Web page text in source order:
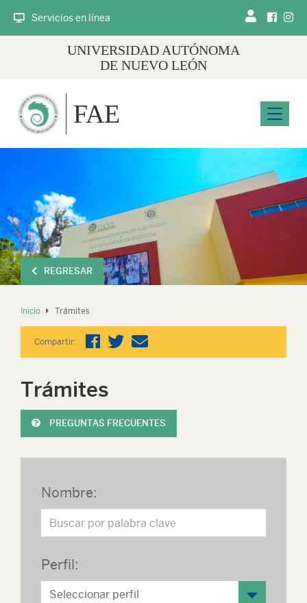
Servicios en línea
UNIVERSIDAD AUTÓNOMA
DE NUEVO LEÓN
Menu
FAE
REGRESAR
Inicio Trámites
Compartir:
Trámites
PREGUNTAS FRECUENTES
Nombre:
Perfil: